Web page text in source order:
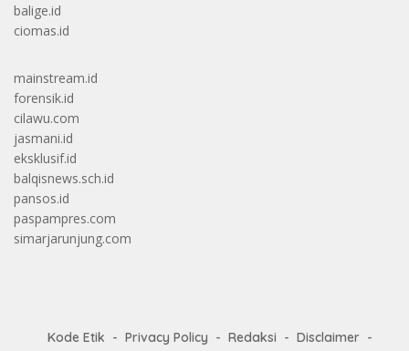
balige.id
ciomas.id
mainstream.id
forensik.id
cilawu.com
jasmani.id
eksklusif.id
balqisnews.sch.id
pansos.id
paspampres.com
simarjarunjung.com
Kode Etik Privacy Policy Redaksi
Disclaimer